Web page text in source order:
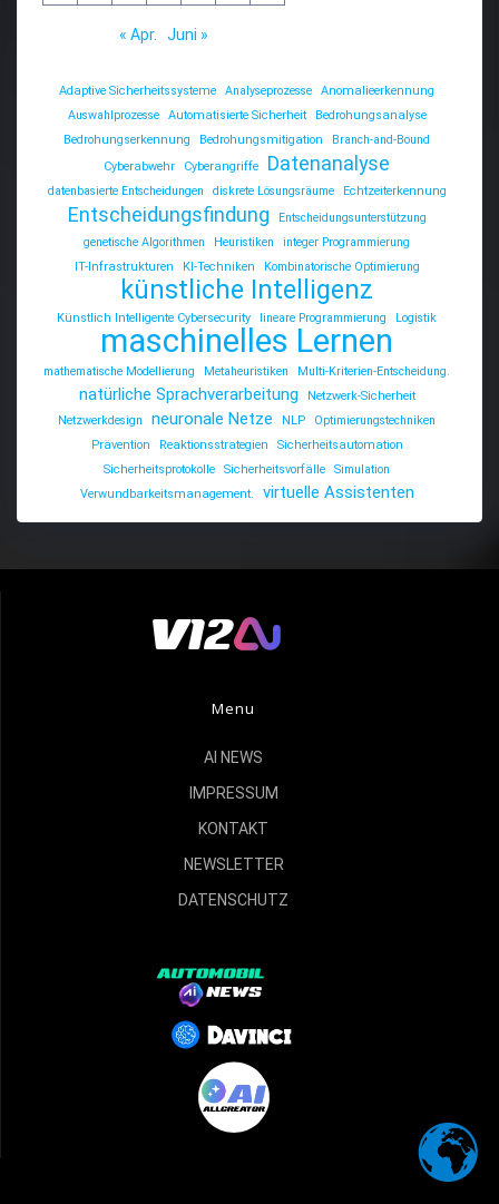
« Apr. Juni »
Adaptive Sicherheitssysteme Analyseprozesse
Anomalieerkennung
Auswahlprozesse
Automatisierte Sicherheit
Bedrohungsanalyse
Bedrohungserkennung
Bedrohungsmitigation
Branch-and-Bound
Cyberabwehr
Cyberangriffe Datenanalyse
datenbasierte Entscheidungen diskrete Lösungsräume Echtzeiterkennung
Entscheidungsfindung
Entscheidungsunterstützung
genetische Algorithmen
Heuristiken
integer Programmierung
IT-Infrastrukturen
KI-Techniken Kombinatorische Optimierung
künstliche Intelligenz
Künstlich Intelligente Cybersecurity lineare Programmierung Logistik
maschinelles Lernen
mathematische Modellierung Metaheuristiken Multi-Kriterien-Entscheidung.
natürliche Sprachverarbeitung
Netzwerk-Sicherheit
Netzwerkdesign
neuronale Netze NLP
Optimierungstechniken
Prävention
Reaktionsstrategien
Sicherheitsautomation
Sicherheitsprotokolle
Sicherheitsvorfälle
Simulation
Verwundbarkeitsmanagement.
virtuelle Assistenten
Menu
AI NEWS
IMPRESSUM
KONTAKT
NEWSLETTER
DATENSCHUTZ